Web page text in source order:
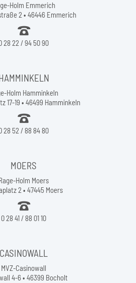
Holm Emmerich
2 • 46446 Emmerich
28 22 / 94 50 90
Holm Hamminkeln
17-19 • 46499 Hamminkeln
28 52 / 88 84 80
MOERS
Holm Moers
2 • 47445 Moers
0 28 41 / 88 01 10
CASINOWALL
MVZ-Casinowall
4-6 • 46399 Bocholt